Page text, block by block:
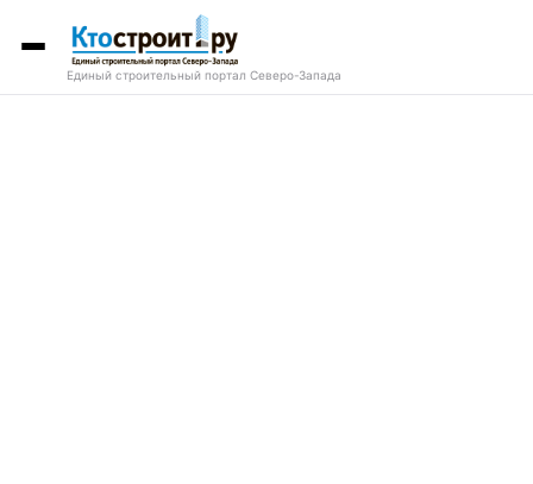
Единый строительный портал Северо-Запада